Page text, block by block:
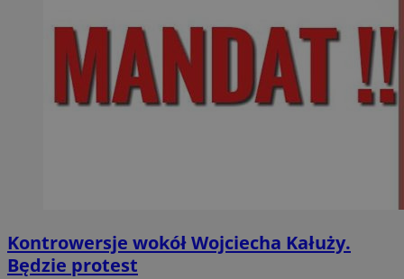
Kontrowersje wokół Wojciecha Kałuży.
Będzie protest